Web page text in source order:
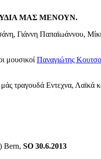
ΜΑΣ ΜΕΝΟΥΝ.
Γιάννη Παπαϊωάννου,
μουσικοίΠαναγιώτης
τραγουδά Εντεχνα, Λαϊκά
Bern, SO 30.6.2013